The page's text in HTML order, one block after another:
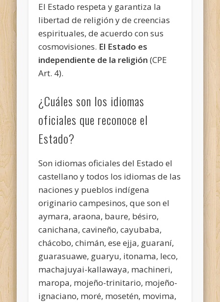
El Estado respeta y garantiza la
libertad de religión y de creencias
espirituales, de acuerdo con sus
cosmovisiones. El Estado es
independiente de la religión (CPE
Art. 4).
¿Cuáles son los idiomas
oficiales que reconoce el
Estado?
Son idiomas oficiales del Estado el
castellano y todos los idiomas de las
naciones y pueblos indígena
originario campesinos, que son el
aymara, araona, baure, bésiro,
canichana, cavineño, cayubaba,
chácobo, chimán, ese ejja, guaraní,
guarasuawe, guaryu, itonama, leco,
machajuyai-kallawaya, machineri,
maropa, mojeño-trinitario, mojeño-
ignaciano, moré, mosetén, movima,